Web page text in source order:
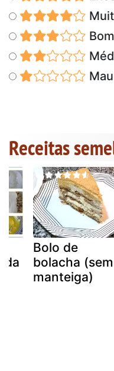
Bom
Mau
Receitas
Bolo de
bolacha (sem
manteiga)